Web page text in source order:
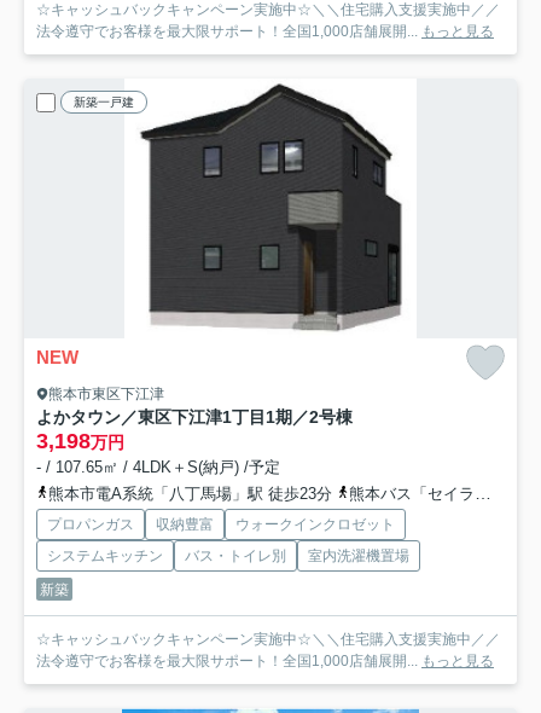
☆キャッシュバックキャンペーン実施中☆＼＼住宅購入支援実施中／／
法令遵守でお客様を最大限サポート！全国1,000店舗展開... もっと見る
新築一戸建
NEW
熊本市東区下江津
よかタウン／東区下江津1丁目1期／2号棟
3,198万円
- / 107.65㎡ / 4LDK＋S(納戸) /予定
熊本市電A系統「八丁馬場」駅 徒歩23分
熊本バス「セイラタウン北」バス停下車 徒歩4分
プロパンガス 収納豊富
ウォークインクロゼット
システムキッチン
バス・トイレ別
室内洗濯機置場
新築
☆キャッシュバックキャンペーン実施中☆＼＼住宅購入支援実施中／／
法令遵守でお客様を最大限サポート！全国1,000店舗展開... もっと見る